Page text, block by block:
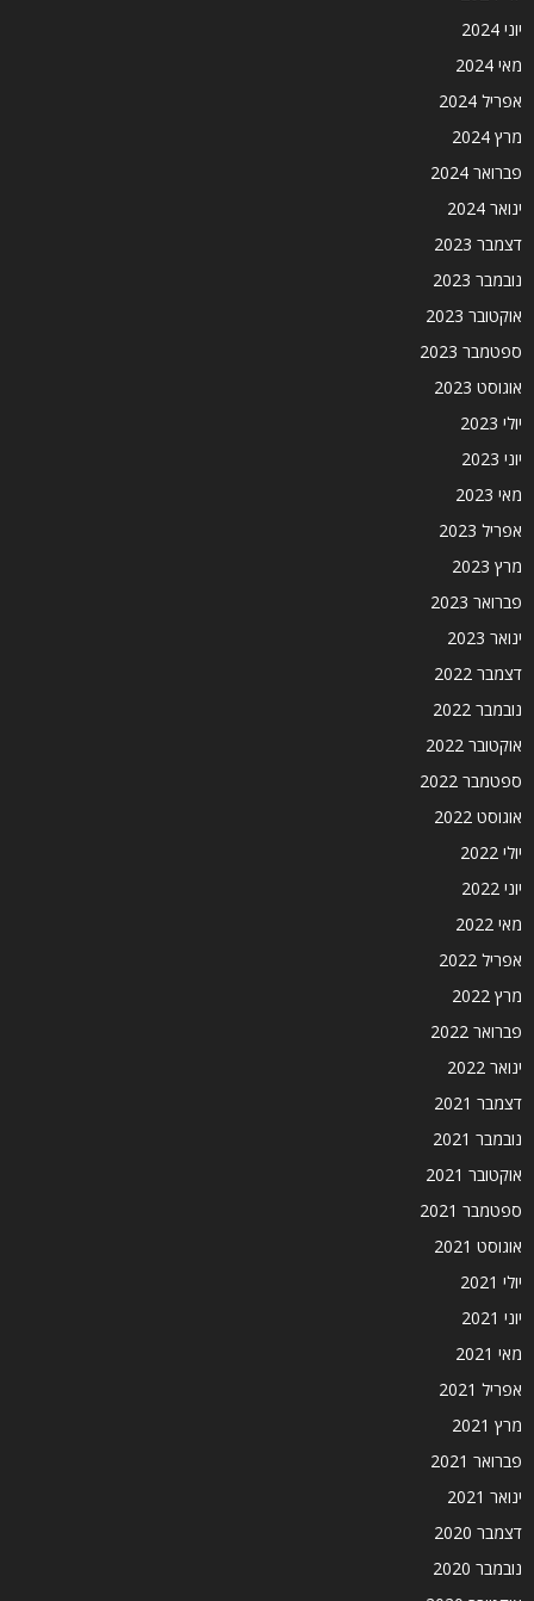
יוני 2024
מאי 2024
אפריל 2024
מרץ 2024
פברואר 2024
ינואר 2024
דצמבר 2023
נובמבר 2023
אוקטובר 2023
ספטמבר 2023
אוגוסט 2023
יולי 2023
יוני 2023
מאי 2023
אפריל 2023
מרץ 2023
פברואר 2023
ינואר 2023
דצמבר 2022
נובמבר 2022
אוקטובר 2022
ספטמבר 2022
אוגוסט 2022
יולי 2022
יוני 2022
מאי 2022
אפריל 2022
מרץ 2022
פברואר 2022
ינואר 2022
דצמבר 2021
נובמבר 2021
אוקטובר 2021
ספטמבר 2021
אוגוסט 2021
יולי 2021
יוני 2021
מאי 2021
אפריל 2021
מרץ 2021
פברואר 2021
ינואר 2021
דצמבר 2020
נובמבר 2020